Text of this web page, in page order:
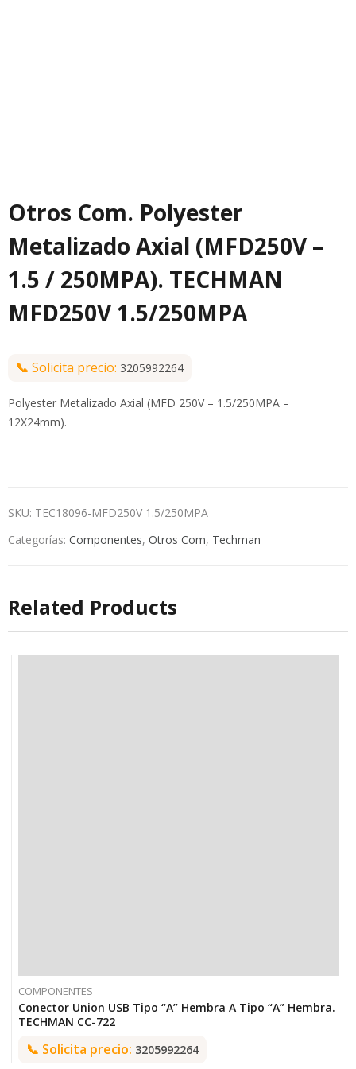
Otros Com. Polyester
Metalizado Axial (MFD250V –
1.5 / 250MPA). TECHMAN
MFD250V 1.5/250MPA
📞 Solicita precio: 3205992264
Polyester Metalizado Axial (MFD 250V – 1.5/250MPA –
12X24mm).
SKU: TEC18096-MFD250V 1.5/250MPA
Categorías: Componentes, Otros Com, Techman
Related Products
COMPONENTES
Conector Union USB Tipo “A” Hembra A Tipo “A” Hembra.
TECHMAN CC-722
📞 Solicita precio: 3205992264